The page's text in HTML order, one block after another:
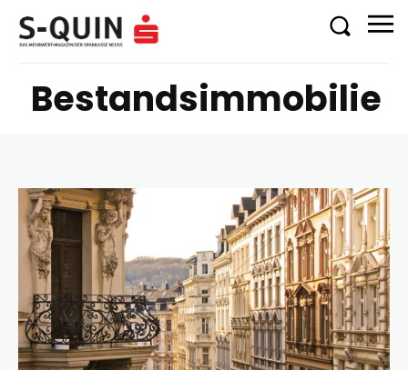
Bestandsimmobilie